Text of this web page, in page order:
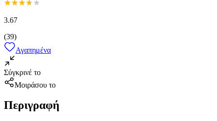
3.67
(39)
Αγαπημένα
Σύγκρινέ το
Μοιράσου το
Περιγραφή